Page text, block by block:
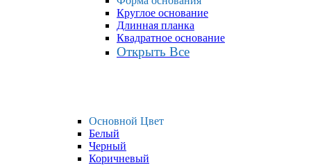
Круглое основание
Длинная планка
Квадратное основание
Открыть Все
Основной Цвет
Белый
Черный
Коричневый